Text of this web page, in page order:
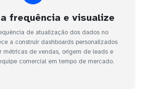
frequência e visualize
de atualização dos dados no
a construir dashboards personalizados
métricas de vendas, origem de leads e
comercial em tempo de mercado.